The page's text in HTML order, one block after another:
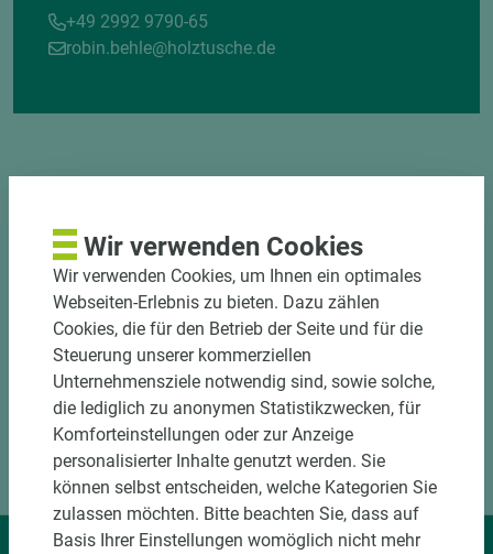
+49 2992 9790-65
robin.behle@holztusche.de
DOWNLOADS
Wir liefern Ideen.
Wir verwenden Cookies
Wir verwenden Cookies, um Ihnen ein optimales
Webseiten-Erlebnis zu bieten. Dazu zählen
Cookies, die für den Betrieb der Seite und für die
Steuerung unserer kommerziellen
Unternehmensziele notwendig sind, sowie solche,
die lediglich zu anonymen Statistikzwecken, für
Komforteinstellungen oder zur Anzeige
personalisierter Inhalte genutzt werden. Sie
können selbst entscheiden, welche Kategorien Sie
zulassen möchten. Bitte beachten Sie, dass auf
Basis Ihrer Einstellungen womöglich nicht mehr